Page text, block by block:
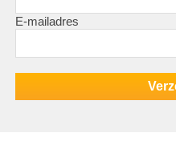
E-mailadres